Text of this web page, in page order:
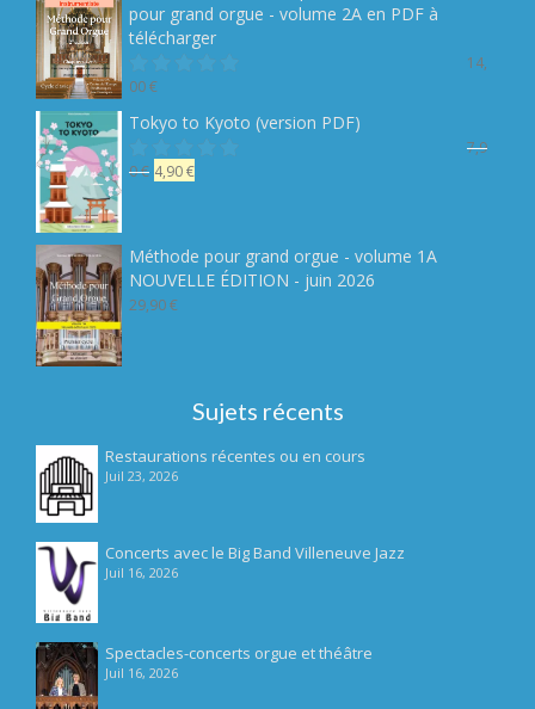
pour grand orgue - volume 2A en PDF à
télécharger
14,
00€
Tokyo to Kyoto (version PDF)
7,9
0€ Le
7,90 €.
4,90€Le
4,90 €.
Méthode pour grand orgue - volume 1A
NOUVELLE ÉDITION - juin 2026
29,90€
Sujets récents
Restaurations récentes ou en cours
Juil 23, 2026
Concerts avec le Big Band Villeneuve Jazz
Juil 16, 2026
Spectacles-concerts orgue et théâtre
Juil 16, 2026